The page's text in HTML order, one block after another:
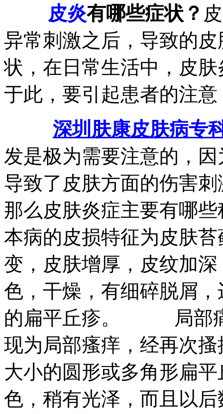
皮炎有哪些症状？
异常刺激之后，导致的
状，在日常生活中，皮
于此，要引起患者的注
深圳肤康皮肤病专
发是极为需要注意的，
导致了皮肤方面的伤害
那么皮肤炎症主要有
本病的皮损特征为皮肤
变，皮肤增厚，皮纹加
色，干燥，有细碎脱屑
的扁平丘疹。 局部痛
现为局部瘙痒，经再次
大小的圆形或多角形扁
色，稍有光泽，而且以